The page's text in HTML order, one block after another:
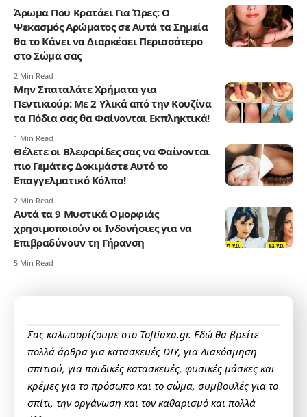
Άρωμα Που Κρατάει Για Ώρες: Ο
Ψεκασμός Αρώματος σε Αυτά τα Σημεία
θα το Κάνει να Διαρκέσει Περισσότερο
στο Σώμα σας
2 Min Read
Μην Σπαταλάτε Χρήματα για
Πεντικιούρ: Με 2 Υλικά από την Κουζίνα
τα Πόδια σας θα Φαίνονται Εκπληκτικά!
1 Min Read
Θέλετε οι Βλεφαρίδες σας να Φαίνονται
πιο Γεμάτες; Δοκιμάστε Αυτό το
Επαγγελματικό Κόλπο!
2 Min Read
Αυτά τα 9 Μυστικά Ομορφιάς
χρησιμοποιούν οι Ινδονήσιες για να
Επιβραδύνουν τη Γήρανση
5 Min Read
Σας καλωσορίζουμε στο Toftiaxa.gr. Εδώ θα βρείτε
πολλά άρθρα για κατασκευές DIY, για Διακόσμηση
σπιτιού, για παιδικές κατασκευές, φυσικές μάσκες και
κρέμες για το πρόσωπο και το σώμα, συμβουλές για το
σπίτι, την οργάνωση και τον καθαρισμό και πολλά